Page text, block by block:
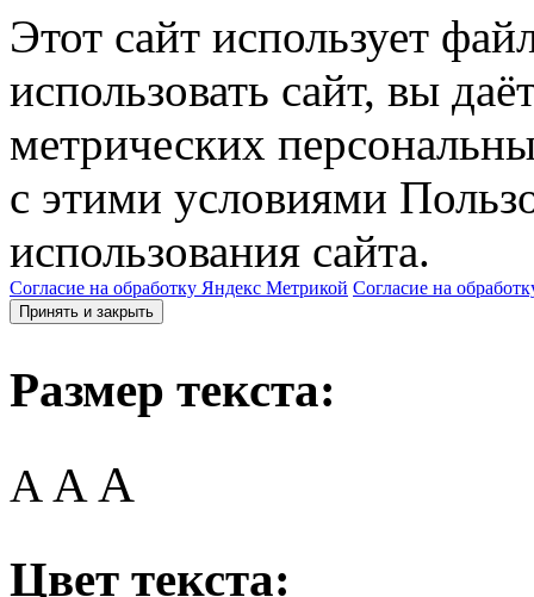
Этот сайт использует
использовать сайт, вы
метрических
с этими условиями
использования сайта.
Согласие на обработку Яндекс Метрикой Согласие на
Принять и закрыть
Размер текста:
A AA
Цвет текста: